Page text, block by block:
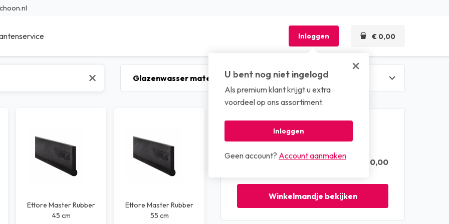
Sanitair reinigingsmiddelen
Specialistische reinigingsmiddelen
reinigingsmiddelen Voedings reinigingsmiddelen
reinigingsmiddelen Transport reinigingsmiddelen
Waterbehandeling
Inloggen
U bent nog niet ingelogd
Als premium klant krijgt u extra
voordeel op ons assortiment.
Inloggen
Geen account? Account aanmaken
€ 0,00
Ettore Master Rubber
45 cm
Ettore Master Rubber
55 cm
Winkelmandje
Totaal (excl. btw) € 0,00
Winkelmandje bekijken